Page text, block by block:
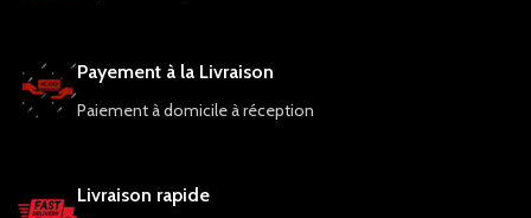
Payement à la Livraison
Paiement à domicile à réception
Livraison rapide